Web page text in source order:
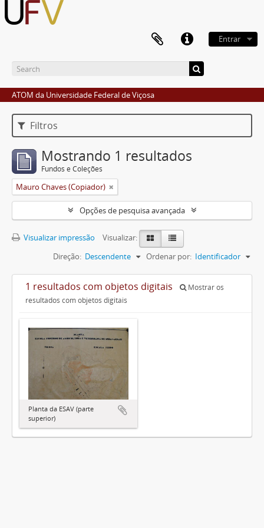
Entrar
ATOM da Universidade Federal de Viçosa
Filtros
Mostrando 1 resultados
Fundos e Coleções
Mauro Chaves (Copiador)
Opções de pesquisa avançada
Visualizar impressão
Visualizar:
Ordenar por: Identificador
Direção: Descendente
1 resultados com objetos digitais
Mostrar os
resultados com objetos digitais
Planta da ESAV (parte
superior)